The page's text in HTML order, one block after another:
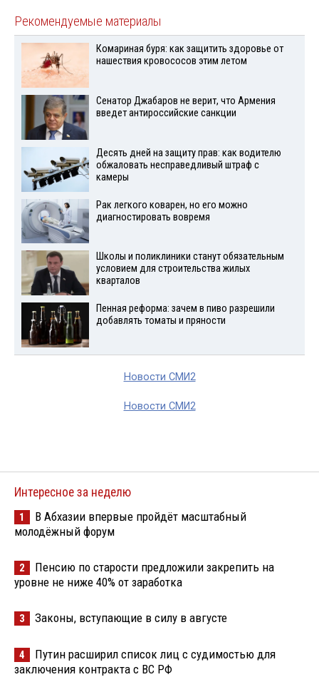
Рекомендуемые материалы
Комариная буря: как защитить здоровье от
нашествия кровососов этим летом
Сенатор Джабаров не верит, что Армения
введет антироссийские санкции
Десять дней на защиту прав: как водителю
обжаловать несправедливый штраф с
камеры
Рак легкого коварен, но его можно
диагностировать вовремя
Школы и поликлиники станут обязательным
условием для строительства жилых
кварталов
Пенная реформа: зачем в пиво разрешили
добавлять томаты и пряности
Новости СМИ2
Новости СМИ2
Интересное за неделю
1
В Абхазии впервые пройдёт масштабный
молодёжный форум
2
Пенсию по старости предложили закрепить на
уровне не ниже 40% от заработка
3 Законы, вступающие в силу в августе
4
Путин расширил список лиц с судимостью для
заключения контракта с ВС РФ